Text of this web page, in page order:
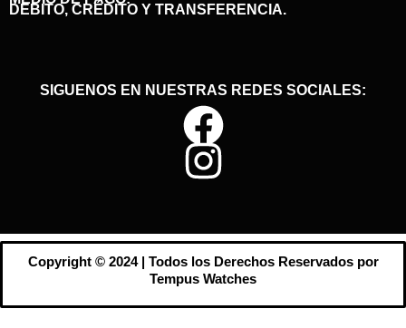
DEBITO, CRÉDITO Y TRANSFERENCIA.
SIGUENOS EN NUESTRAS REDES SOCIALES:
Copyright © 2024 | Todos los Derechos Reservados por
Tempus Watches